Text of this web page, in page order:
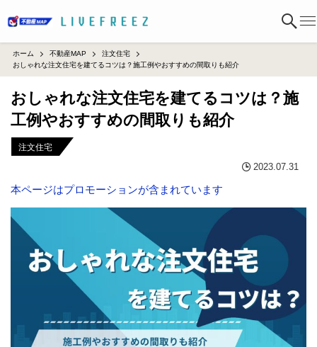
ホーム 不動産MAP
注文住宅
おしゃれな注文住宅を建てるコツは？施工例やおすすめの間取りも紹介
おしゃれな注文住宅を建てるコツは？施
工例やおすすめの間取りも紹介
注文住宅
2023.07.31
本ページはプロモーションが含まれています